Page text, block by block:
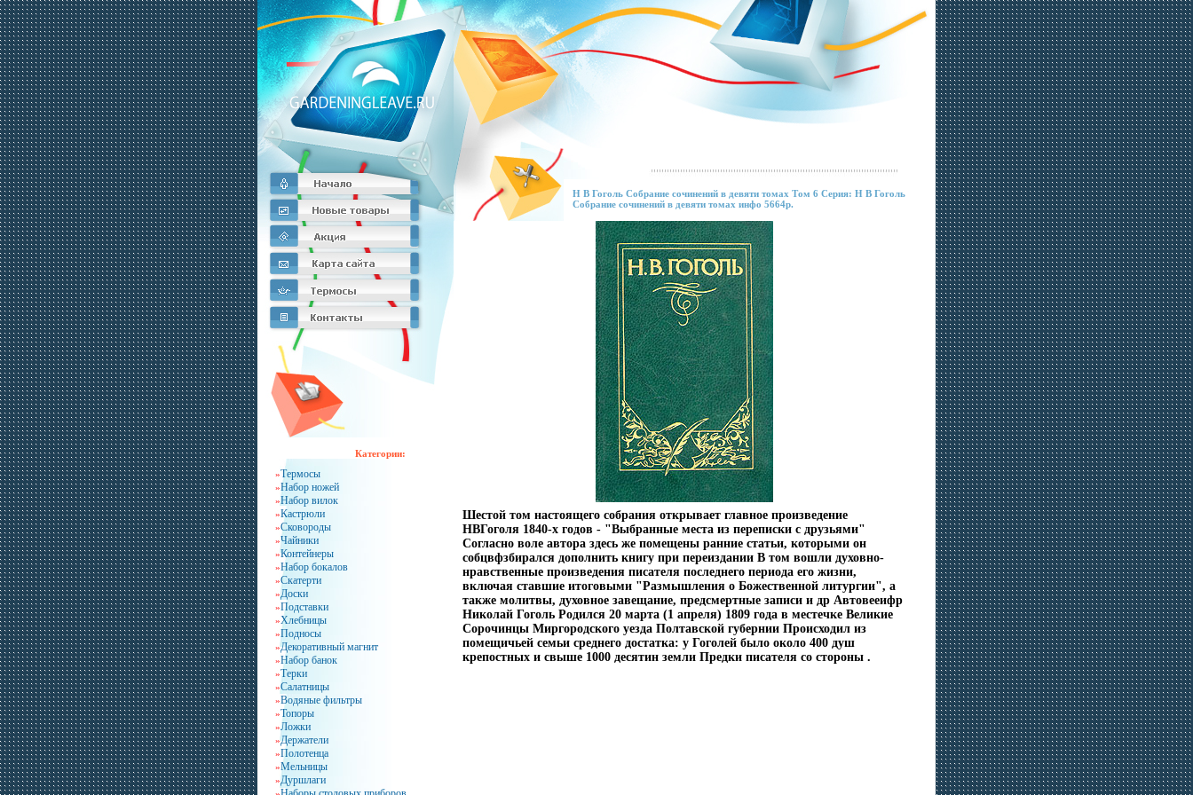
Категории:
»Термосы
»Набор ножей
»Набор вилок
»Кастрюли
»Сковороды
»Чайники
»Контейнеры
»Набор бокалов
»Скатерти
»Доски
»Подставки
»Хлебницы
»Подносы
»Декоративный магнит
»Набор банок
»Терки
»Салатницы
»Водяные фильтры
»Топоры
»Ложки
»Держатели
»Полотенца
»Мельницы
»Дуршлаги
Н В Гоголь Собрание сочинений в девяти томах Том 6 Серия: Н В Гоголь
Собрание сочинений в девяти томах инфо 5664p.
Шестой том настоящего собрания открывает главное произведение
НВГоголя 1840-х годов - "Выбранные места из переписки с друзьями"
Согласно воле автора здесь же помещены ранние статьи, которыми он
собцвфзбирался дополнить книгу при переиздании В том вошли духовно-
нравственные произведения писателя последнего периода его жизни,
включая ставшие итоговыми "Размышления о Божественной литургии", а
также молитвы, духовное завещание, предсмертные записи и др Автовееифр
Николай Гоголь Родился 20 марта (1 апреля) 1809 года в местечке Великие
Сорочинцы Миргородского уезда Полтавской губернии Происходил из
помещичьей семьи среднего достатка: у Гоголей было около 400 душ
крепостных и свыше 1000 десятин земли Предки писателя со стороны .